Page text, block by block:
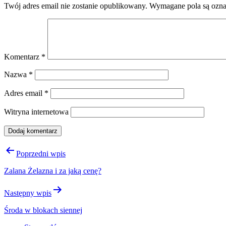
Twój adres email nie zostanie opublikowany. Wymagane pola są
Komentarz *
Nazwa *
Adres email *
Witryna internetowa
Nawigacja
wpisu
Poprzedni wpis
Zalana Żelazna i za jaką cenę?
Następny wpis
Środa w blokach siennej